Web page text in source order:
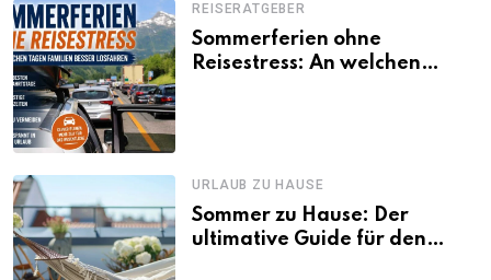
REISERATGEBER
Sommerferien ohne
Reisestress: An welchen
URLAUB ZU HAUSE
Sommer zu Hause: Der
ultimative Guide für den